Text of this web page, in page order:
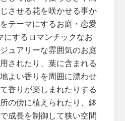
させる花を咲かせる事か
テーマにするお庭・恋愛
にするロマンチックなお
ュアリーな雰囲気のお庭
されたり、葉に含まれる
よい香りを周囲に漂わせ
香りが楽しまれたりする
の傍に植えられたり、鉢
成長を制御して狭い空間